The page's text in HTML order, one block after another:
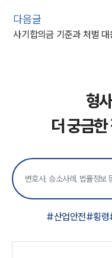
다음글
사기합의금 기준과 처벌 대
형
더 궁금
#산업안전#횡령